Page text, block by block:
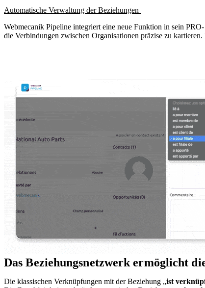
Automatische Verwaltung der Beziehungen
Webmecanik Pipeline integriert eine neue Funktion in sein
die Verbindungen zwischen Organisationen präzise zu
Das Beziehungsnetzwerk ermöglicht
Die klassischen Verknüpfungen mit der Beziehung „ist